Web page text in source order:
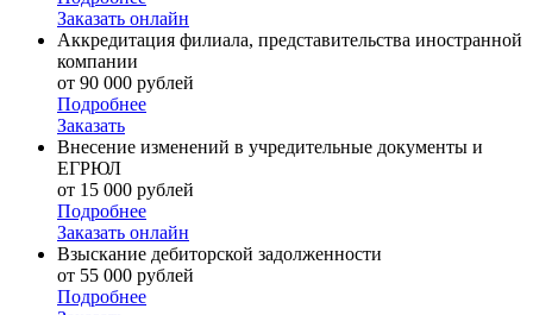
Заказать онлайн
Аккредитация филиала, представительства иностранной
компании
от 90 000 рублей
Подробнее
Заказать
Внесение изменений в учредительные документы и
ЕГРЮЛ
от 15 000 рублей
Подробнее
Заказать онлайн
Взыскание дебиторской задолженности
от 55 000 рублей
Подробнее